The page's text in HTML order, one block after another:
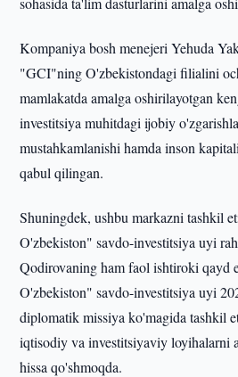
Kompaniya bosh menejeri Yehuda
"GCI"ning O'zbekistondagi filialini
mamlakatda amalga oshirilayotgan
investitsiya muhitdagi ijobiy
mustahkamlanishi hamda inson
qabul qilingan.
Shuningdek, ushbu markazni tashkil
O'zbekiston" savdo-investitsiya uyi
Qodirovaning ham faol ishtiroki qayd
O'zbekiston" savdo-investitsiya uyi
diplomatik missiya ko'magida tashkil
iqtisodiy va investitsiyaviy loyihalarni
hissa qo'shmoqda.